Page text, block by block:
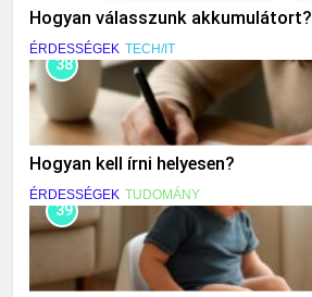
Hogyan válasszunk akkumulátort?
ÉRDESSÉGEK TECH/IT
38
Hogyan kell írni helyesen?
ÉRDESSÉGEK TUDOMÁNY
39